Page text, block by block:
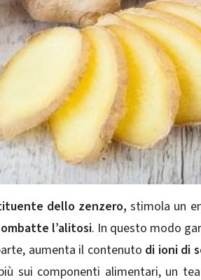
dello zenzero, stimola un
l’alitosi. In questo modo
aumenta il contenuto di ioni di
sui componenti alimentari, un